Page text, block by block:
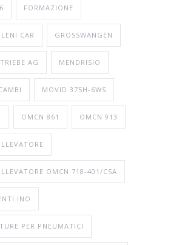
FORMAZIONE
CAR GROSSWANGEN
AG MENDRISIO
MOVID 375H-6WS
OMCN 861 OMCN 913
OMCN 718-401/CSA
INO
PER PNEUMATICI